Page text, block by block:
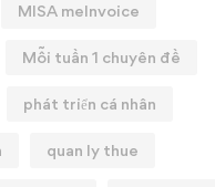
MISA meInvoice
Mỗi tuần 1 chuyên đề
phát triển cá nhân
quan ly thue